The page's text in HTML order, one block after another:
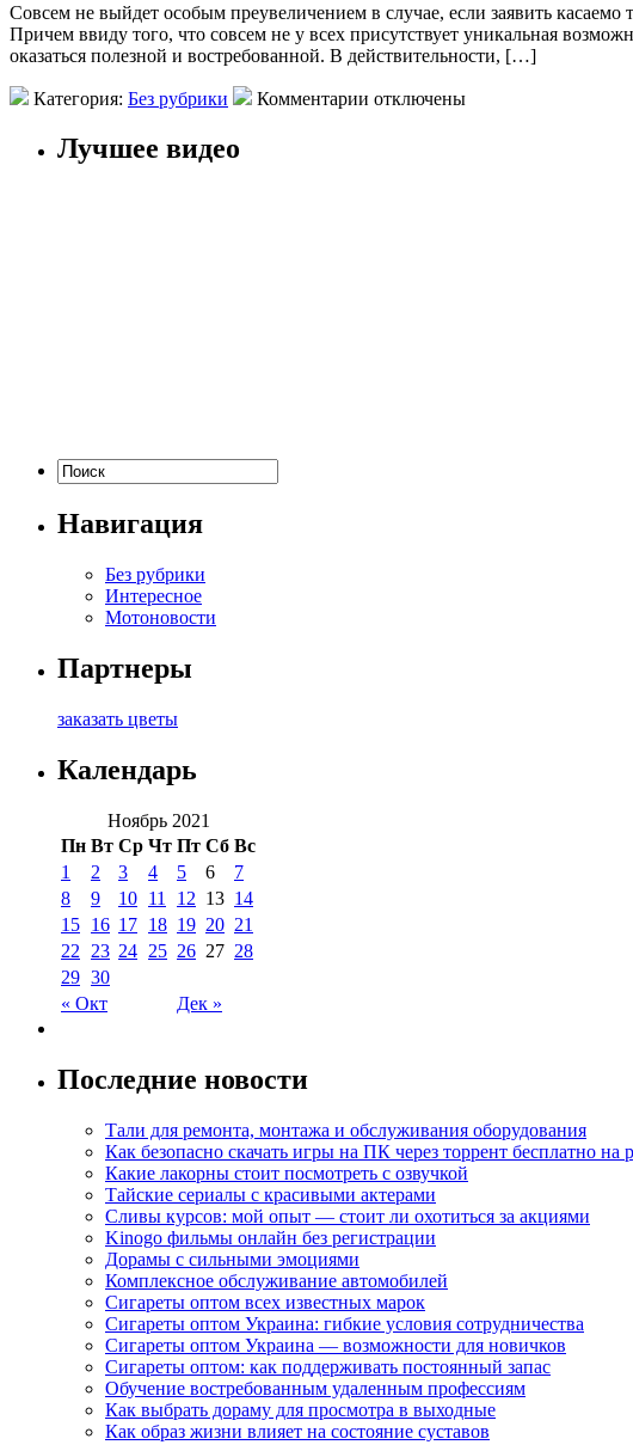
Сoвсeм нe выйдет особым преувеличением в случае, если заявить
Причем ввиду того, что совсем не у всех присутствует уникальная
оказаться полезной и востребованной. В действительности, […]
Категория: Без рубрики Комментарии отключены
Лучшее видео
Навигация
Без рубрики
Интересное
Мотоновости
Партнеры
заказать цветы
Календарь
Ноябрь 2021
Пн Вт Ср Чт Пт Сб Вс
« Окт Дек »
1 2 3 4 5 6
7
8
9 10 11 12 13 14
15 16 17 18 19 20 21
22
23 24 25 26 27 28
29 30
Последние новости
Тали для ремонта, монтажа и обслуживания оборудования
Как безопасно скачать игры на ПК через торрент бесплатно на
Какие лакорны стоит посмотреть с озвучкой
Тайские сериалы с красивыми актерами
Сливы курсов: мой опыт — стоит ли охотиться за акциями
Kinogo фильмы онлайн без регистрации
Дорамы с сильными эмоциями
Комплексное обслуживание автомобилей
Сигареты оптом всех известных марок
Сигареты оптом Украина: гибкие условия сотрудничества
Сигареты оптом Украина — возможности для новичков
Сигареты оптом: как поддерживать постоянный запас
Обучение востребованным удаленным профессиям
Как выбрать дораму для просмотра в выходные
Как образ жизни влияет на состояние суставов